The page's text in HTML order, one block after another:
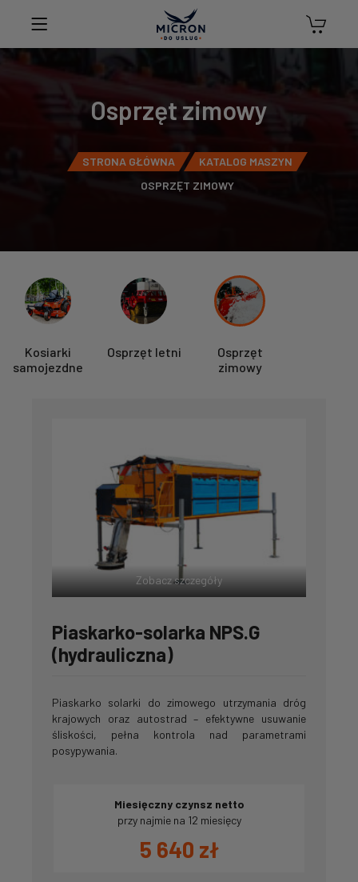
Osprzęt zimowy
STRONA GŁÓWNA
KATALOG MASZYN
OSPRZĘT ZIMOWY
Kosiarki
samojezdne
Osprzęt letni
Osprzęt
zimowy
Zobacz szczegóły
Piaskarko-solarka NPS.G
(hydrauliczna)
Piaskarko solarki do zimowego utrzymania dróg
krajowych oraz autostrad – efektywne usuwanie
śliskości, pełna kontrola nad parametrami
posypywania.
Miesięczny czynsz netto
przy najmie na 12 miesięcy
5 640 zł